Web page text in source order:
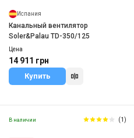
Испания
Канальный вентилятор
Soler&Palau TD-350/125
Цена
14 911 грн
Купить
В наличии (1)